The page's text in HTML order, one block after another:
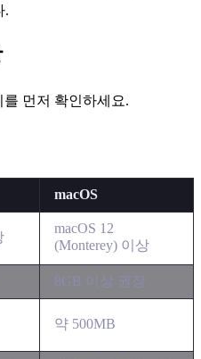
.
를 먼저 확인하세요.
macOS
macOS 12
(Monterey) 이상
8GB 이상 권장
약 500MB